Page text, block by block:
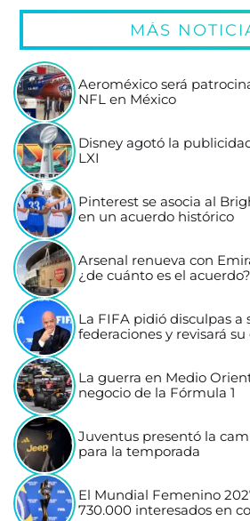
MÁS
Aeroméxico será
NFL en México
Disney agotó la
LXI
Pinterest se asocia al
en un acuerdo histórico
Arsenal renueva con
¿de cuánto es el acuerdo?
La FIFA pidió disculpas a
federaciones y revisará
La guerra en Medio
negocio de la Fórmula 1
Juventus presentó la
para la temporada
El Mundial Femenino
730.000 interesados en